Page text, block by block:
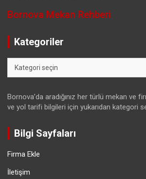
Bornova Mekan Rehberi
Kategoriler
Bornova’da aradığınız her türlü mekan ve
ve yol tarifi bilgileri için yukarıdan kategori
Bilgi Sayfaları
Firma Ekle
İletişim